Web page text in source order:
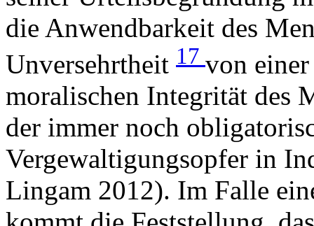
die Anwendbarkeit des
Unversehrtheit 17 von
moralischen Integrität des
der immer noch
Vergewaltigungsopfer in
Lingam 2012). Im Falle